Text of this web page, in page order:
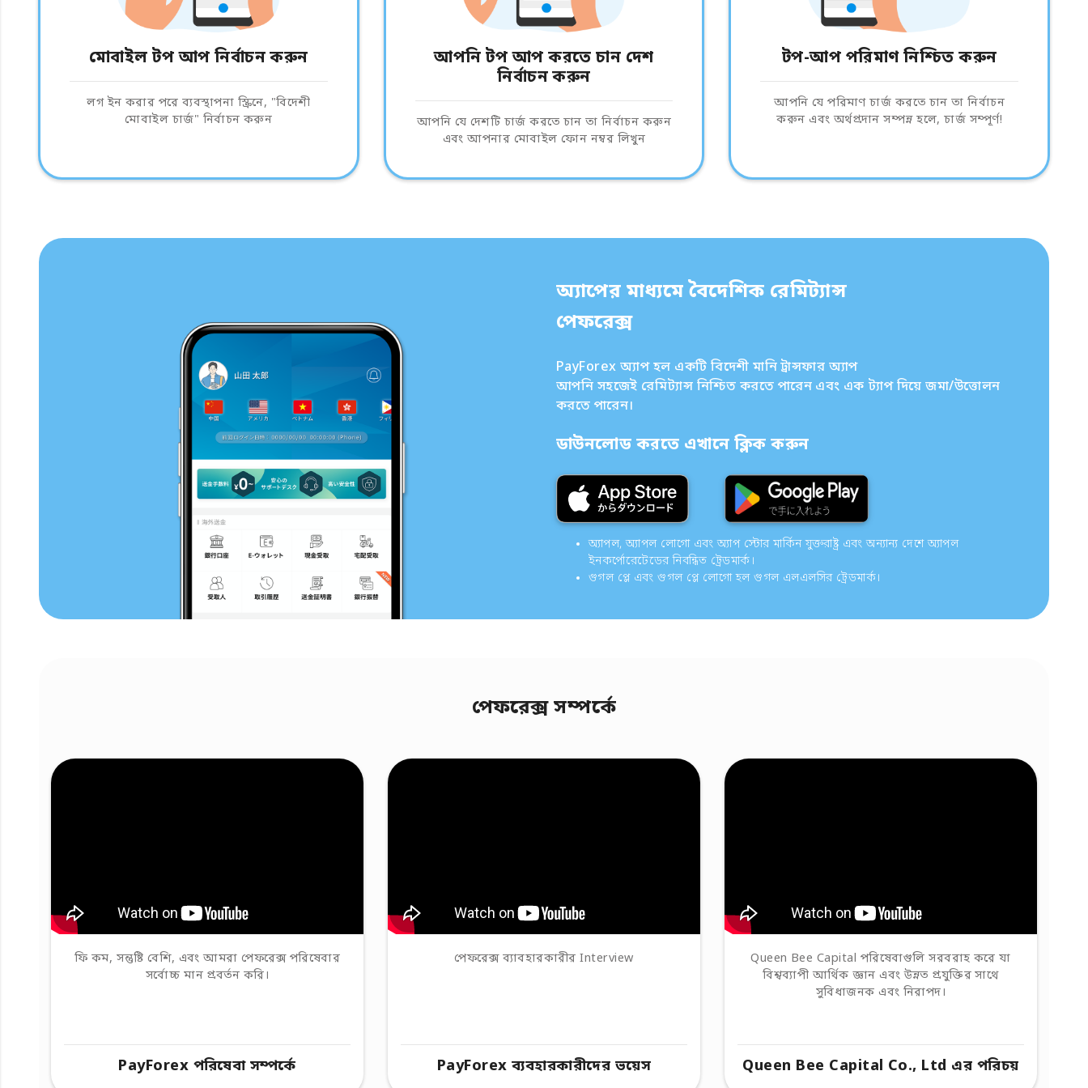
মোবাইল টপ আপ নির্বাচন করুন
লগ ইন করার পরে ব্যবস্থাপনা স্ক্রিনে, "বিদেশী
মোবাইল চার্জ" নির্বাচন করুন
আপনি টপ আপ করতে চান দেশ
নির্বাচন করুন
আপনি যে দেশটি চার্জ করতে চান তা নির্বাচন করুন
এবং আপনার মোবাইল ফোন নম্বর লিখুন
টপ-আপ পরিমাণ নিশ্চিত করুন
আপনি যে পরিমাণ চার্জ করতে চান তা নির্বাচন
করুন এবং অর্থপ্রদান সম্পন্ন হলে, চার্জ সম্পূর্ণ!
অ্যাপের মাধ্যমে বৈদেশিক রেমিট্যান্স
পেফরেক্স
PayForex অ্যাপ হল একটি বিদেশী মানি ট্রান্সফার অ্যাপ
আপনি সহজেই রেমিট্যান্স নিশ্চিত করতে পারেন এবং এক ট্যাপ দিয়ে জমা/উত্তোলন
করতে পারেন।
ডাউনলোড করতে এখানে ক্লিক করুন
অ্যাপল, অ্যাপল লোগো এবং অ্যাপ স্টোর মার্কিন যুক্তরাষ্ট্র এবং অন্যান্য দেশে অ্যাপল
ইনকর্পোরেটেডের নিবন্ধিত ট্রেডমার্ক।
গুগল প্লে এবং গুগল প্লে লোগো হল গুগল এলএলসির ট্রেডমার্ক।
পেফরেক্স সম্পর্কে
ফি কম, সন্তুষ্টি বেশি, এবং আমরা পেফরেক্স পরিষেবার
সর্বোচ্চ মান প্রবর্তন করি।
PayForex পরিষেবা সম্পর্কে
পেফরেক্স ব্যাবহারকারীর Interview
PayForex ব্যবহারকারীদের ভয়েস
Queen Bee Capital পরিষেবাগুলি সরবরাহ করে যা
বিশ্বব্যাপী আর্থিক জ্ঞান এবং উন্নত প্রযুক্তির সাথে
সুবিধাজনক এবং নিরাপদ।
Queen Bee Capital Co., Ltd এর পরিচয়